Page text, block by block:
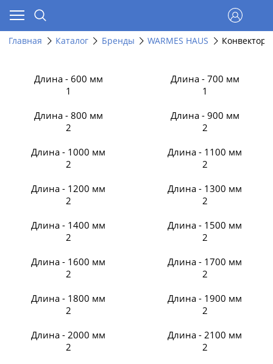
Главная Каталог Бренды WARMES HAUS
Длина - 600 мм
1
Длина - 700 мм
1
Длина - 800 мм
2
Длина - 900 мм
2
Длина - 1000 мм
2
Длина - 1100 мм
2
Длина - 1200 мм
2
Длина - 1300 мм
2
Длина - 1400 мм
2
Длина - 1500 мм
2
Длина - 1600 мм
2
Длина - 1700 мм
2
Длина - 1800 мм
2
Длина - 1900 мм
2
Длина - 2000 мм
2
Длина - 2100 мм
2